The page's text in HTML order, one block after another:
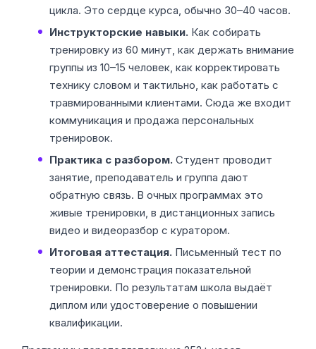
цикла. Это сердце курса, обычно 30–40 часов.
Инструкторские навыки. Как собирать
тренировку из 60 минут, как держать внимание
группы из 10–15 человек, как корректировать
технику словом и тактильно, как работать с
травмированными клиентами. Сюда же входит
коммуникация и продажа персональных
тренировок.
Практика с разбором. Студент проводит
занятие, преподаватель и группа дают
обратную связь. В очных программах это
живые тренировки, в дистанционных запись
видео и видеоразбор с куратором.
Итоговая аттестация. Письменный тест по
теории и демонстрация показательной
тренировки. По результатам школа выдаёт
диплом или удостоверение о повышении
квалификации.